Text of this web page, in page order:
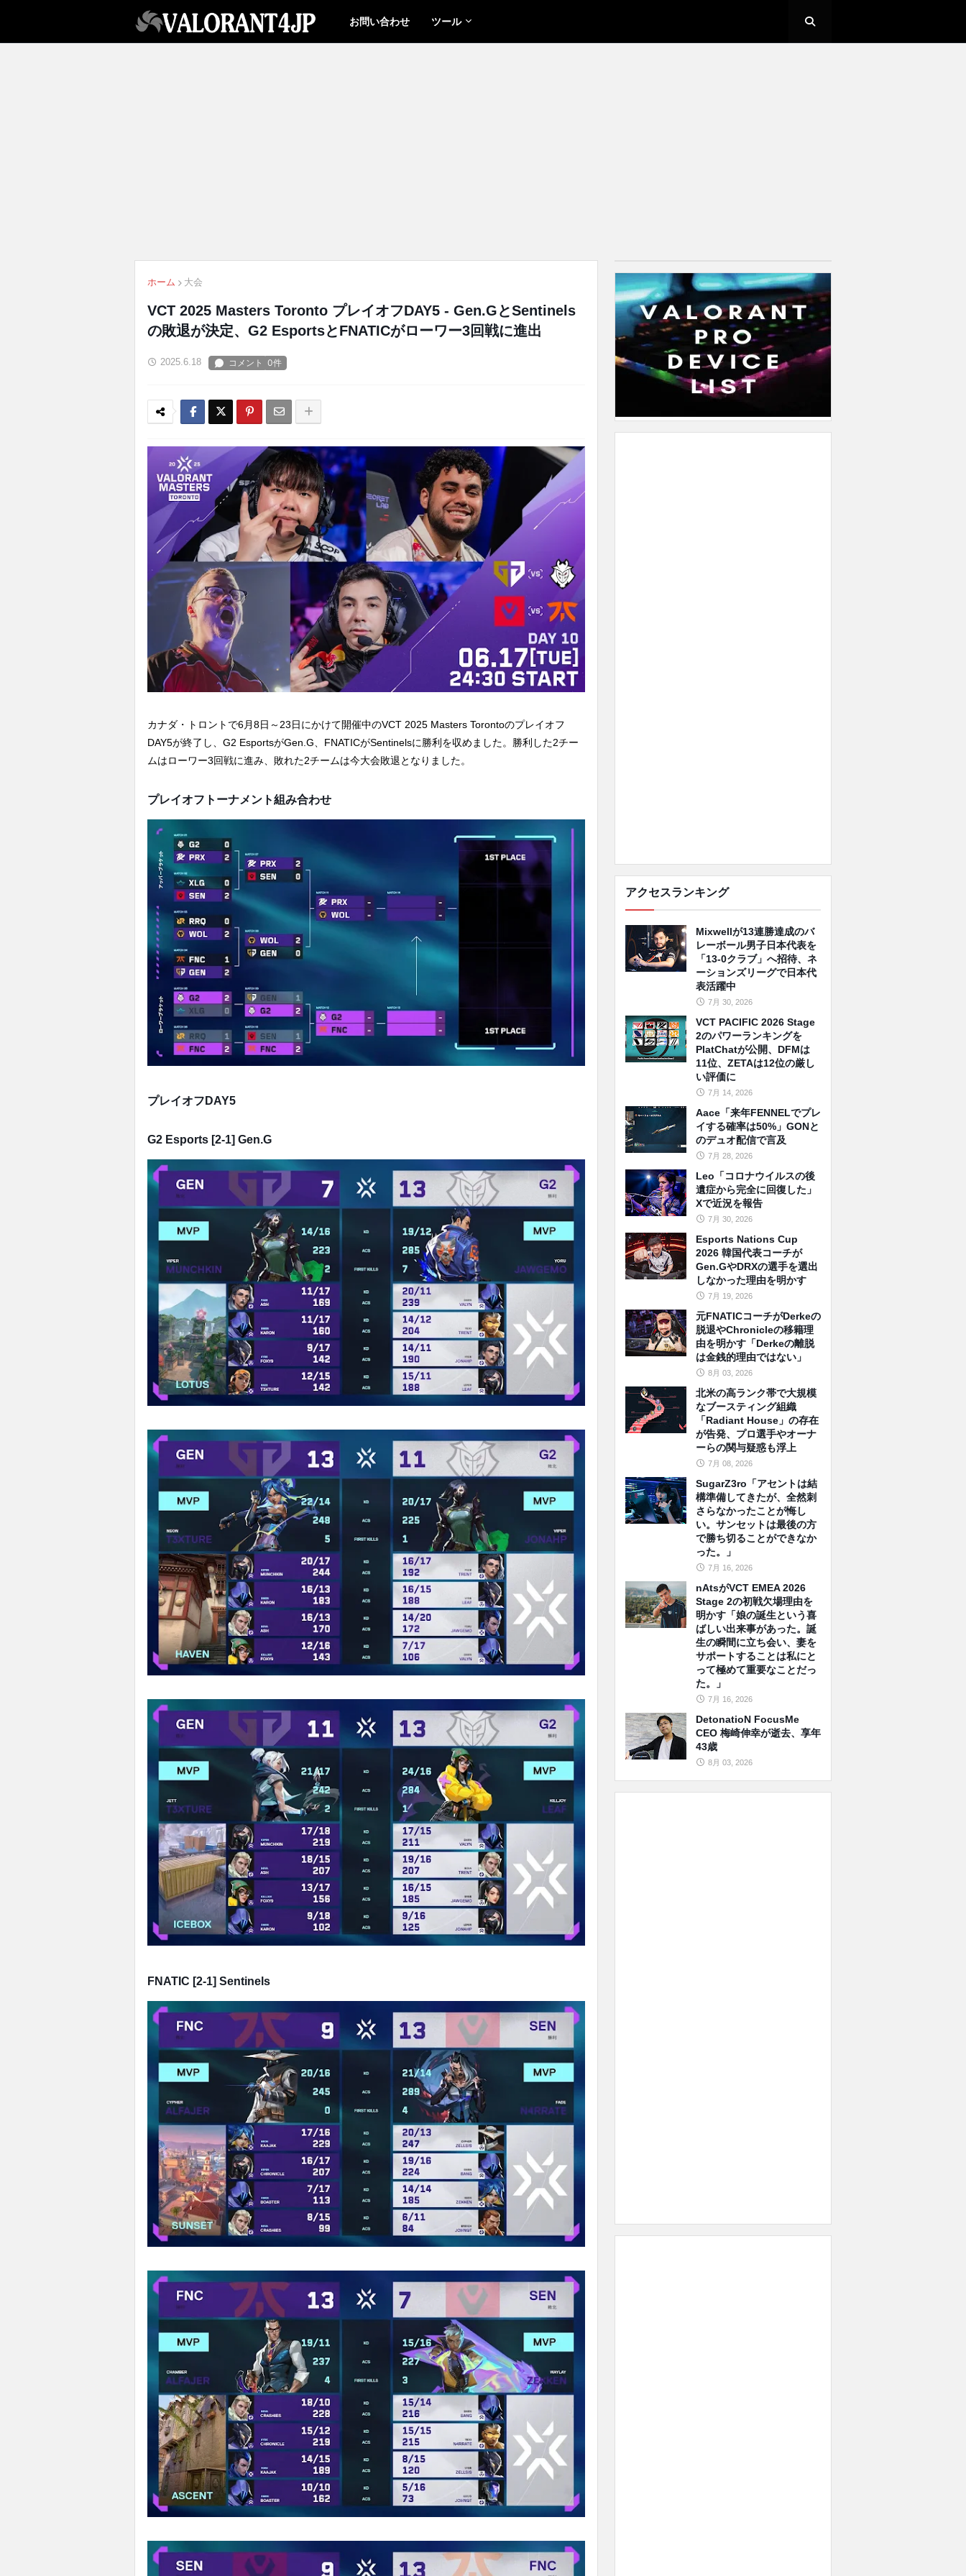
お問い合わせ ツール
ホーム 大会
VCT 2025 Masters Toronto プレイオフDAY5 - Gen.GとSentinels
の敗退が決定、G2 EsportsとFNATICがローワー3回戦に進出
2025.6.18
カナダ・トロントで6月8日～23日にかけて開催中のVCT 2025 Masters Torontoのプレイオフ
DAY5が終了し、G2 EsportsがGen.G、FNATICがSentinelsに勝利を収めました。勝利した2チー
ムはローワー3回戦に進み、敗れた2チームは今大会敗退となりました。
プレイオフトーナメント組み合わせ
プレイオフDAY5
G2 Esports [2-1] Gen.G
FNATIC [2-1] Sentinels
アクセスランキング
Mixwellが13連勝達成のバ
レーボール男子日本代表を
「13-0クラブ」へ招待、ネ
ーションズリーグで日本代
表活躍中
7月 30, 2026
VCT PACIFIC 2026 Stage
2のパワーランキングを
PlatChatが公開、DFMは
11位、ZETAは12位の厳し
い評価に
7月 14, 2026
Aace「来年FENNELでプレ
イする確率は50%」GONと
のデュオ配信で言及
7月 28, 2026
Leo「コロナウイルスの後
遺症から完全に回復した」
Xで近況を報告
7月 30, 2026
Esports Nations Cup
2026 韓国代表コーチが
Gen.GやDRXの選手を選出
しなかった理由を明かす
7月 19, 2026
元FNATICコーチがDerkeの
脱退やChronicleの移籍理
由を明かす「Derkeの離脱
は金銭的理由ではない」
8月 03, 2026
北米の高ランク帯で大規模
なブースティング組織
「Radiant House」の存在
が告発、プロ選手やオーナ
ーらの関与疑惑も浮上
7月 08, 2026
SugarZ3ro「アセントは結
構準備してきたが、全然刺
さらなかったことが悔し
い。サンセットは最後の方
で勝ち切ることができなか
った。」
7月 16, 2026
nAtsがVCT EMEA 2026
Stage 2の初戦欠場理由を
明かす「娘の誕生という喜
ばしい出来事があった。誕
生の瞬間に立ち会い、妻を
サポートすることは私にと
って極めて重要なことだっ
た。」
7月 16, 2026
DetonatioN FocusMe
CEO 梅崎伸幸が逝去、享年
43歳
8月 03, 2026